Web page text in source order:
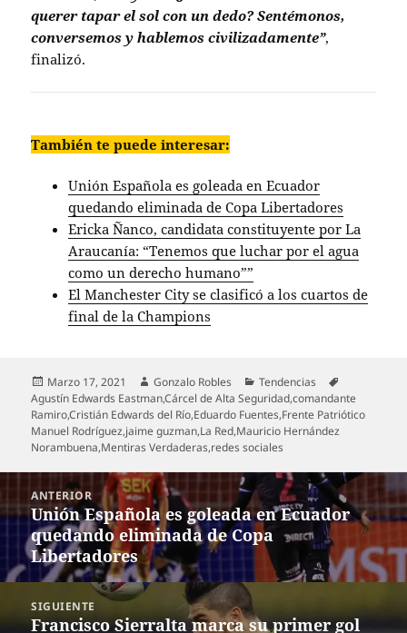
querer tapar el sol con un dedo? Sentémonos,
conversemos y hablemos civilizadamente”,
finalizó.
También te puede interesar:
Unión Española es goleada en Ecuador
quedando eliminada de Copa Libertadores
Ericka Ñanco, candidata constituyente por La
Araucanía: “Tenemos que luchar por el agua
como un derecho humano””
El Manchester City se clasificó a los cuartos de
final de la Champions
Publicado
el
Marzo 17, 2021 Autor
Gonzalo Robles Categorías
Tendencias
Agustín Edwards Eastman,Cárcel de Alta Seguridad,comandante
Ramiro,Cristián Edwards del Río,Eduardo Fuentes,Frente Patriótico
Manuel Rodríguez,jaime guzman,La Red,Mauricio Hernández
Norambuena,Mentiras Verdaderas,redes sociales
Navegación
de
entradas
ANTERIOR
Entrada
anterior:
Unión Española es goleada en Ecuador
quedando eliminada de Copa
Libertadores
SIGUIENTE
Entrada
Francisco Sierralta marca su primer gol